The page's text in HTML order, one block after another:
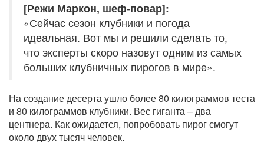
[Режи Маркон, шеф-повар]:
«Сейчас сезон клубники и погода
идеальная. Вот мы и решили сделать то,
что эксперты скоро назовут одним из самых
больших клубничных пирогов в мире».
На создание десерта ушло более 80 килограммов теста
и 80 килограммов клубники. Вес гиганта – два
центнера. Как ожидается, попробовать пирог смогут
около двух тысяч человек.